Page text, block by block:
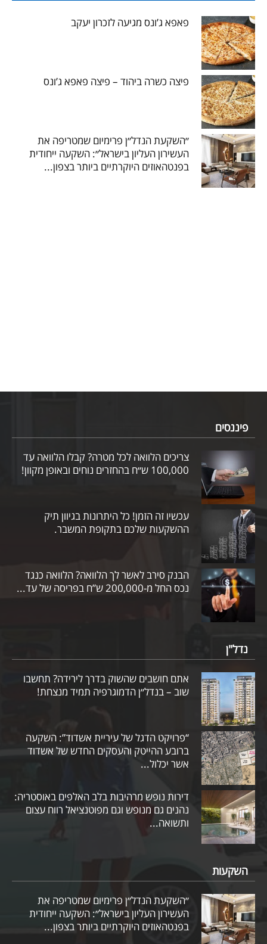
פאפא ג’ונס מגיעה לזכרון יעקב
פיצה כשרה ביהוד – פיצה פאפא ג’ונס
״השקעת הנדל״ן פרימיום שמטריפה את
העשירון העליון בישראל״: השקעה ייחודית
בפנטהאוזים היוקרתיים ביותר בצפון...
פיננסים
צריכים הלוואה לכל מטרה? קבלו הלוואה עד
100,000 ש״ח בהחזרים נוחים ובאופן מקוון!
עכשיו זה הזמן! כל היתרונות בגיוון תיק
ההשקעות שלכם בתקופת המשבר.
הבנק סירב לאשר לך הלוואה? הלוואה כנגד
נכס החל מ-200,000 ש”ח בפריסה של עד...
נדל"ן
אתם חושבים שהשוק בדרך לירידה? תחשבו
שוב – בנדל״ן הדמוגרפיה תמיד מנצחת!
“פרויקט הדגל של עיריית אשדוד”: השקעה
ברובע ההייטק והעסקים החדש של אשדוד
אשר יכלול...
דירות נופש מרהיבות בלב האלפים באוסטריה:
נהנים גם מנופש וגם מפוטנציאל רווח עצום
ותשואה...
השקעות
״השקעת הנדל״ן פרימיום שמטריפה את
העשירון העליון בישראל״: השקעה ייחודית
בפנטהאוזים היוקרתיים ביותר בצפון...